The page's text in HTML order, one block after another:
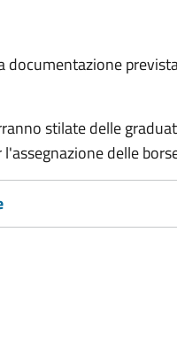
stilate delle
delle